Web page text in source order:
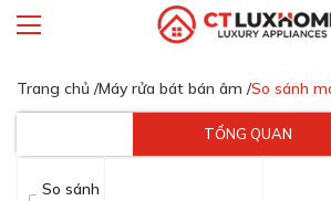
Trang chủ /Máy rửa bát bán âm /So sánh
TỔNG QUAN
So sánh